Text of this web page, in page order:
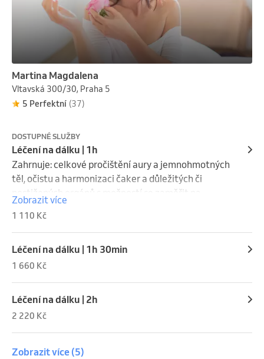
Martina Magdalena
Vltavská 300/30, Praha 5
5 Perfektní (37)
DOSTUPNÉ SLUŽBY
Léčení na dálku | 1h
Zahrnuje: celkové pročištění aury a jemnohmotných
těl, očistu a harmonizaci čaker a důležitých či
postižených orgánů s možností se zaměřit na
aktuální nerovnováhu, nemoc, bolest a zejména na
prevenci.
Před každým ošetření probíhá přibližně 15-ti
minutová konzultace a po ošetření krátké sdílení.
individuální léčebný plán na míru.
Zobrazit více
1 110 Kč
Léčení na dálku | 1h 30min
1 660 Kč
Léčení na dálku | 2h
2 220 Kč
Zobrazit více (5)